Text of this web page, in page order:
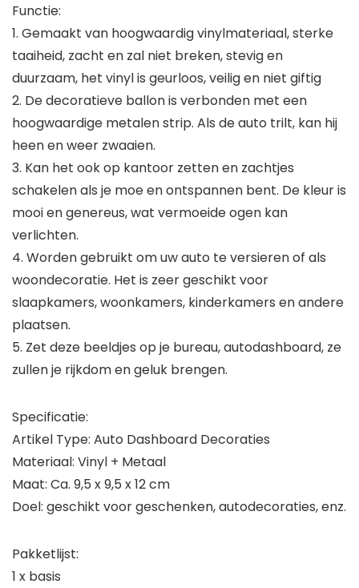
Functie:
1. Gemaakt van hoogwaardig vinylmateriaal, sterke
taaiheid, zacht en zal niet breken, stevig en
duurzaam, het vinyl is geurloos, veilig en niet giftig
2. De decoratieve ballon is verbonden met een
hoogwaardige metalen strip. Als de auto trilt, kan hij
heen en weer zwaaien.
3. Kan het ook op kantoor zetten en zachtjes
schakelen als je moe en ontspannen bent. De kleur is
mooi en genereus, wat vermoeide ogen kan
verlichten.
4. Worden gebruikt om uw auto te versieren of als
woondecoratie. Het is zeer geschikt voor
slaapkamers, woonkamers, kinderkamers en andere
plaatsen.
5. Zet deze beeldjes op je bureau, autodashboard, ze
zullen je rijkdom en geluk brengen.
Specificatie:
Artikel Type: Auto Dashboard Decoraties
Materiaal: Vinyl + Metaal
Maat: Ca. 9,5 x 9,5 x 12 cm
Doel: geschikt voor geschenken, autodecoraties, enz.
Pakketlijst:
1 x basis